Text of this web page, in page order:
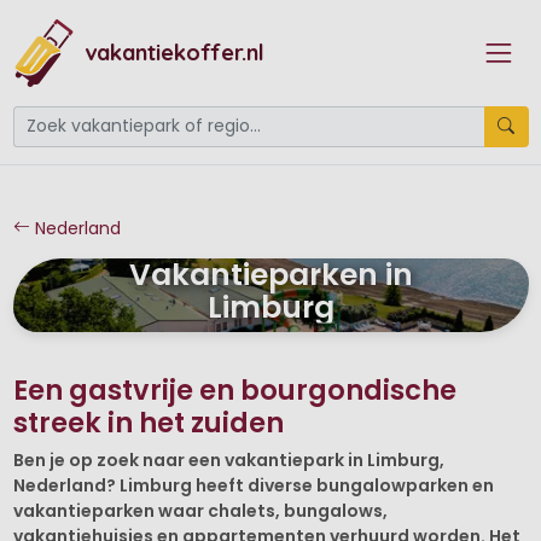
vakantiekoffer.nl
Nederland
Vakantieparken in
Limburg
Een gastvrije en bourgondische
streek in het zuiden
Ben je op zoek naar een vakantiepark in Limburg,
Nederland? Limburg heeft diverse bungalowparken en
vakantieparken waar chalets, bungalows,
vakantiehuisjes en appartementen verhuurd worden. Het